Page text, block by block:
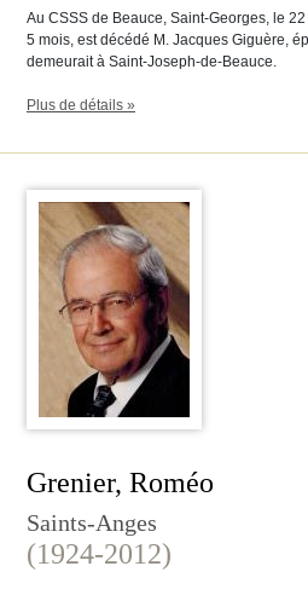
Au CSSS de Beauce, Saint-Georges, le
5 mois, est décédé M. Jacques Giguère,
demeurait à Saint-Joseph-de-Beauce.
Plus de détails »
Grenier, Roméo
Saints-Anges
(1924-2012)